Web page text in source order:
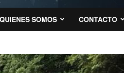
QUIENES SOMOS CONTACTO